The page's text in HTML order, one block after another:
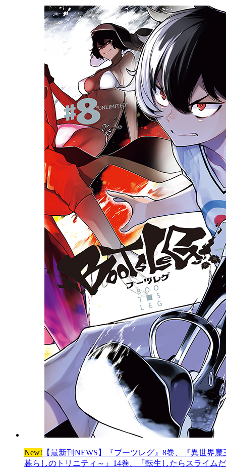
New! 【最新刊NEWS】『ブーツレグ』8巻、『異世界
暮らしのトリニティ～』14巻、『転生したらスライム